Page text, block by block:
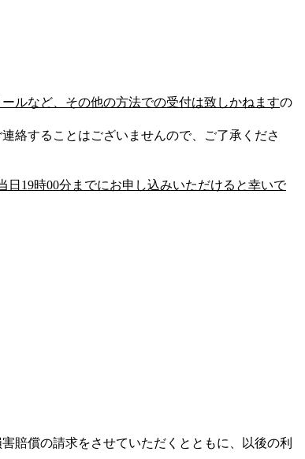
ルなど、その他の方法での受付は致しかねますの
絡することはございませんので、ご了承くださ
日19時00分までにお申し込みいただけると幸いで
賠償の請求をさせていただくとともに、以後の利